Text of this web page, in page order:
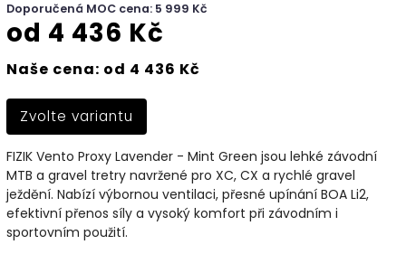
Doporučená MOC cena: 5 999 Kč
od 4 436 Kč
Naše cena: od 4 436 Kč
Zvolte variantu
FIZIK Vento Proxy Lavender - Mint Green jsou lehké závodní
MTB a gravel tretry navržené pro XC, CX a rychlé gravel
ježdění. Nabízí výbornou ventilaci, přesné upínání BOA Li2,
efektivní přenos síly a vysoký komfort při závodním i
sportovním použití.